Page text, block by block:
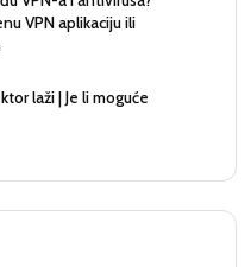
VPN aplikaciju ili
laži | Je li moguće